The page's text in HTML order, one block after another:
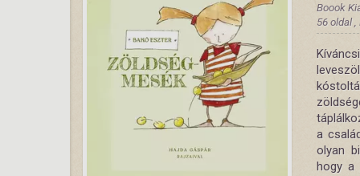
Boook
56 oldal
a
olyan
hogy a